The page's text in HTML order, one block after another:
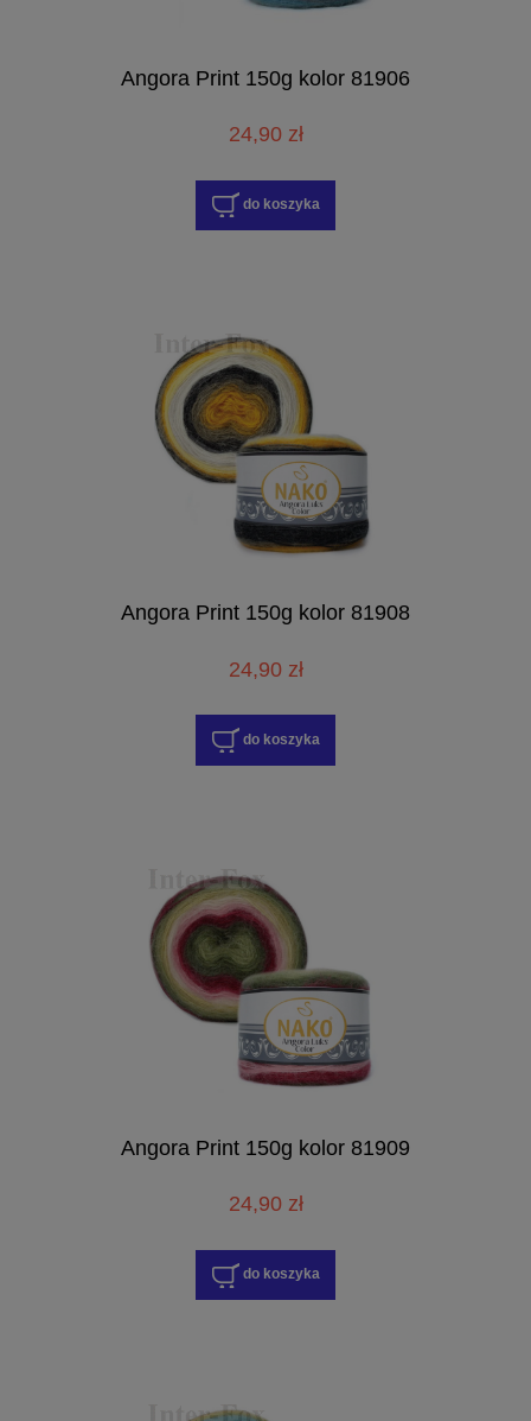
Angora Print 150g kolor 81906
24,90 zł
do koszyka
Angora Print 150g kolor 81908
24,90 zł
do koszyka
Angora Print 150g kolor 81909
24,90 zł
do koszyka